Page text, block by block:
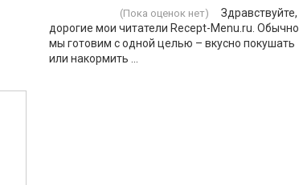
(Пока оценок нет)
Здравствуйте,
дорогие мои читатели Recept-Menu.ru. Обычно
мы готовим с одной целью – вкусно покушать
или накормить ...